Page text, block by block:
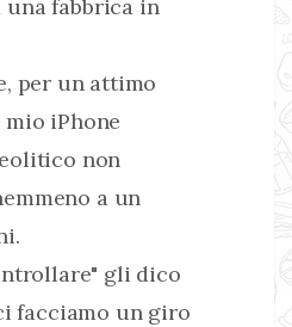
una fabbrica in
per un attimo
iPhone
non
a un
gli dico
facciamo un giro